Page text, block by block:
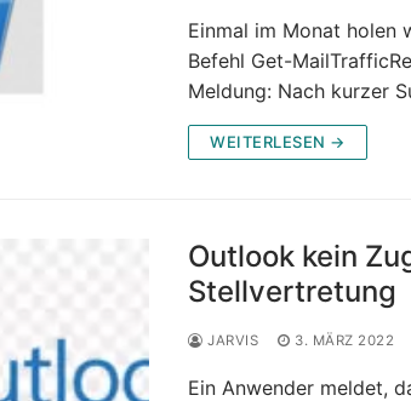
Einmal im Monat holen
Befehl Get-
Meldung: Nach kurzer
WEITERLESEN →
Outlook kein
Stellvertretung
JARVIS 3. MÄRZ 2022
Ein Anwender meldet,